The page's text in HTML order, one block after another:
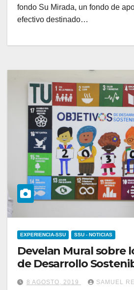
fondo Su Mirada, un fondo de
efectivo destinado…
EXPERIENCIA-SSU SSU - NOTICIAS
Develan Mural sobre
de Desarrollo
8 AGOSTO, 2019 SAMUEL